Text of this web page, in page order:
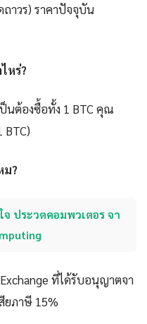
าวร) ราคาปัจจุบัน
หร่?
นต้องซื้อทั้ง 1 BTC คุณ
BTC)
ม?
จ ประวตคอมพวเตอร จา
ที่ได้รับอนุญาตจา
ยภาษี 15%